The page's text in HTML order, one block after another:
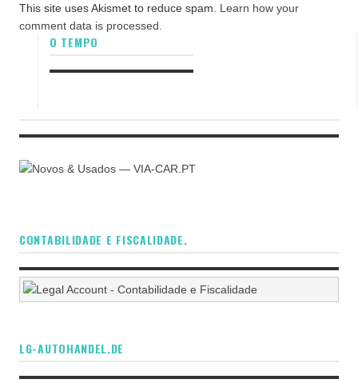
This site uses Akismet to reduce spam. Learn how your
comment data is processed.
O TEMPO
CONTABILIDADE E FISCALIDADE.
LG-AUTOHANDEL.DE